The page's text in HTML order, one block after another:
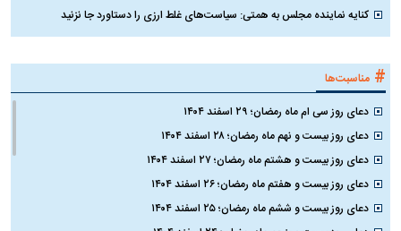
کنایه نماینده مجلس به همتی: سیاست‌های غلط ارزی را دستاورد جا نزنید
# مناسبت‌ها
دعای روز سی ام ماه رمضان؛ ۲۹ اسفند ۱۴۰۴
دعای روز بیست و نهم ماه رمضان؛ ۲۸ اسفند ۱۴۰۴
دعای روز بیست و هشتم ماه رمضان؛ ۲۷ اسفند ۱۴۰۴
دعای روز بیست و هفتم ماه رمضان؛ ۲۶ اسفند ۱۴۰۴
دعای روز بیست و ششم ماه رمضان؛ ۲۵ اسفند ۱۴۰۴